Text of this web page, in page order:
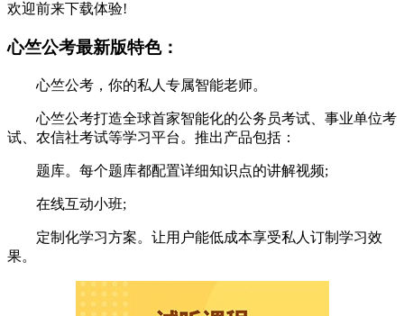
欢迎前来下载体验!
心竺公考最新版特色：
心竺公考，你的私人专属智能老师。
心竺公考打造全球首家智能化的公务员考试、事业单位考
试、农信社考试等学习平台。推出产品包括：
题库。每个题库都配置详细知识点的讲解视频;
在线互动小班;
定制化学习方案。让用户能低成本享受私人订制学习效
果。